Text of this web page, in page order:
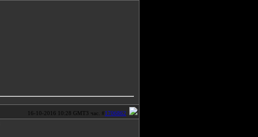
16-10-2016 10:28 GMT3 час. #1706862